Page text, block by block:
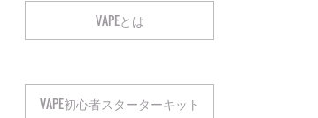
VAPEとは
VAPE初心者スターターキット